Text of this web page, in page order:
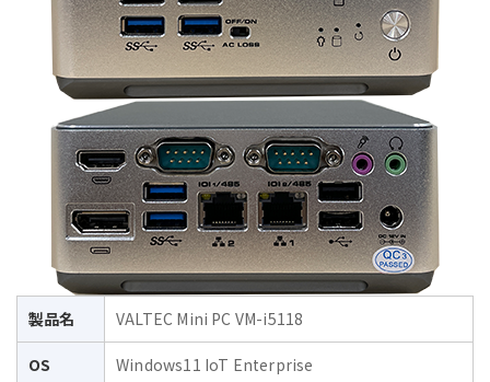
製品名 VALTEC Mini PC VM-i5118
OS Windows11 IoT Enterprise